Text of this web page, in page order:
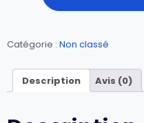
Catégorie : Non classé
Description Avis (0)